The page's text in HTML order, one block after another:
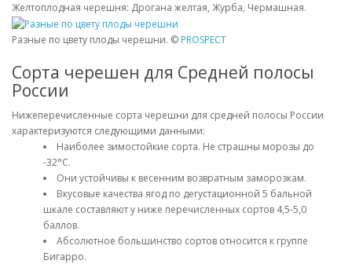
Желтоплодная черешня: Дрогана желтая, Журба, Чермашная.
Разные по цвету плоды черешни. © PROSPECT
Сорта черешен для Средней полосы
России
Нижеперечисленные сорта черешни для средней полосы России
характеризуются следующими данными:
Наиболее зимостойкие сорта. Не страшны морозы до
-32°С.
Они устойчивы к весенним возвратным заморозкам.
Вкусовые качества ягод по дегустационной 5 бальной
шкале составляют у ниже перечисленных сортов 4,5-5,0
баллов.
Абсолютное большинство сортов относится к группе
Бигарро.